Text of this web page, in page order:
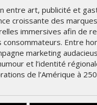
entre art, publicité et
croissante des
immersives afin de
Entre
marketing
et l’identité
de l’Amérique à